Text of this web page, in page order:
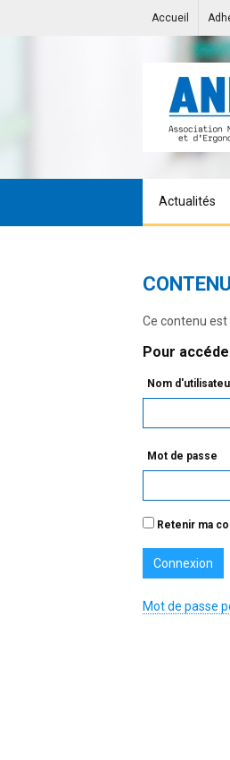
Accueil
Actualités
Ce contenu est
Pour
Nom
Mot de passe
Retenir ma
Mot de passe